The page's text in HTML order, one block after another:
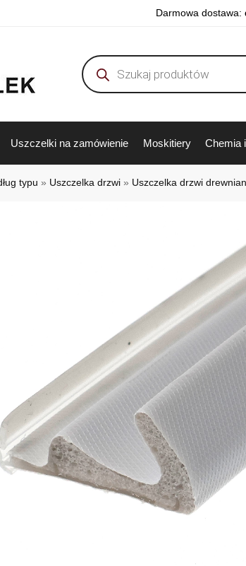
Darmowa dostawa:
Uszczelki na zamówienie Moskitiery Chemia
typu » Uszczelka drzwi » Uszczelka drzwi